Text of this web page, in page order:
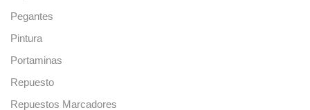
Pegantes
Pintura
Portaminas
Repuesto
Repuestos Marcadores